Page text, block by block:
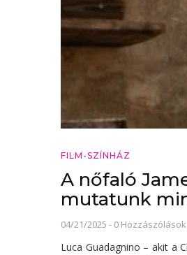
FILM-SZÍNHÁZ
A nőfaló
mutatunk
04/21/2025 - 0 Hozzászólások
Luca Guadagnino – akit a